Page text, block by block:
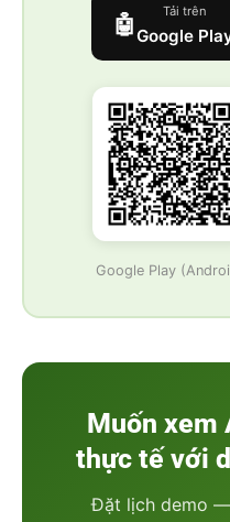
🤖
Tải trên
Google
Google Play
Muốn xem
thực tế với
Đặt lịch demo